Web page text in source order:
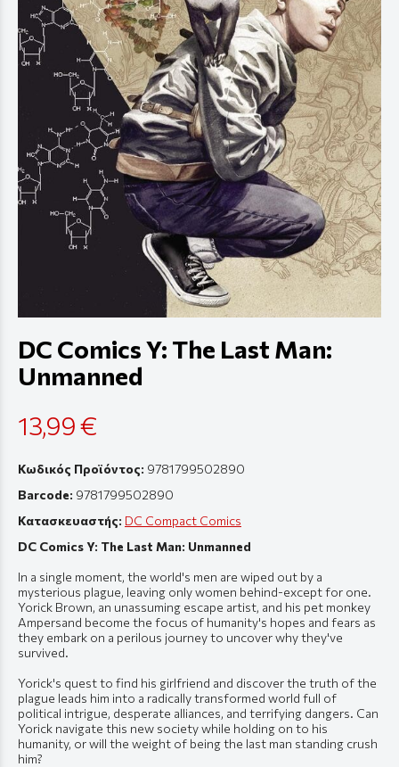
DC Comics Y: The Last Man:
Unmanned
13,99 €
Κωδικός Προϊόντος: 9781799502890
Barcode: 9781799502890
Κατασκευαστής: DC Compact Comics
DC Comics Y: The Last Man: Unmanned
In a single moment, the world's men are wiped out by a
mysterious plague, leaving only women behind-except for one.
Yorick Brown, an unassuming escape artist, and his pet monkey
Ampersand become the focus of humanity's hopes and fears as
they embark on a perilous journey to uncover why they've
survived.
Yorick's quest to find his girlfriend and discover the truth of the
plague leads him into a radically transformed world full of
political intrigue, desperate alliances, and terrifying dangers. Can
Yorick navigate this new society while holding on to his
humanity, or will the weight of being the last man standing crush
him?